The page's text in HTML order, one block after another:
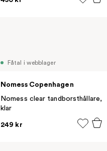
Fåtal i webblager
Nomess Copenhagen
Nomess clear tandborsthållare,
klar
249 kr